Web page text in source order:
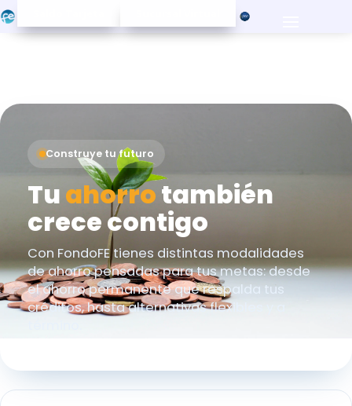
Construye tu futuro
Tuahorrotambién
crece contigo
Con FondoFE tienes distintas modalidades
de ahorro pensadas para tus metas: desde
el ahorro permanente que respalda tus
créditos, hasta alternativas flexibles y a